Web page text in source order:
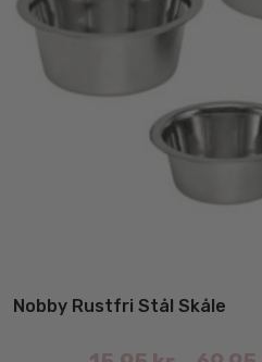
Nobby Rustfri Stål Skåle